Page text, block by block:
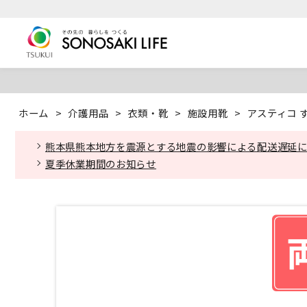
ホーム > 介護用品 > 衣類・靴 > 施設用靴 > アスティコ
熊本県熊本地方を震源とする地震の影響による配送遅延
夏季休業期間のお知らせ